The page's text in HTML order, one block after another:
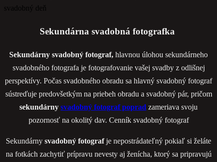
svadobný deň
Sekundárna svadobná fotografka
Sekundárny svadobný fotograf, hlavnou úlohou sekundárneho
svadobného fotografa je fotografovanie vašej svadby z odlišnej
perspektívy. Počas svadobného obradu sa hlavný svadobný fotograf
sústreďuje predovšetkým na priebeh obradu a svadobný pár, pričom
sekundárny svadobný fotograf poprad zameriava svoju
pozornosť na okolitý dav. Cenník svadobný fotograf
Sekundárny svadobný fotografje nepostrádateľný pokiaľ si želáte
na fotkách zachytiť prípravu nevesty aj ženícha, ktorý sa pripravujú